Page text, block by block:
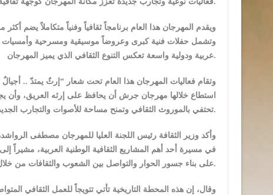
وتشمل حفلات فنية كبرى وعروضاً موسيقية ومسرحية وأمسيات
عربية ودولية واسعة تعكس التنوع الثقافي الذي يميز المهرجان.
وتقام فعاليات المهرجان هذا العام تحت شعار “إرثٌ يمتدّ ..
استطاع خلالها مهرجان جرش أن يحافظ على إرثه العريق، وأن
تحتفي بالموروث الثقافي وتمنح مساحة للأصوات والتجارب الجديدة.
وأكد وزير الثقافة رئيس اللجنة العليا للمهرجان مصطفى
في مسيرة أحد أهم المشاريع الثقافية الوطنية العربية، مشيراً
على بناء جسور الحوار والتواصل بين الشعوب والثقافات من خلال الفنون والإبداع.
وقال، إن هذه المحطة التاريخية تأتي تتويجاً للعمل الثقافي